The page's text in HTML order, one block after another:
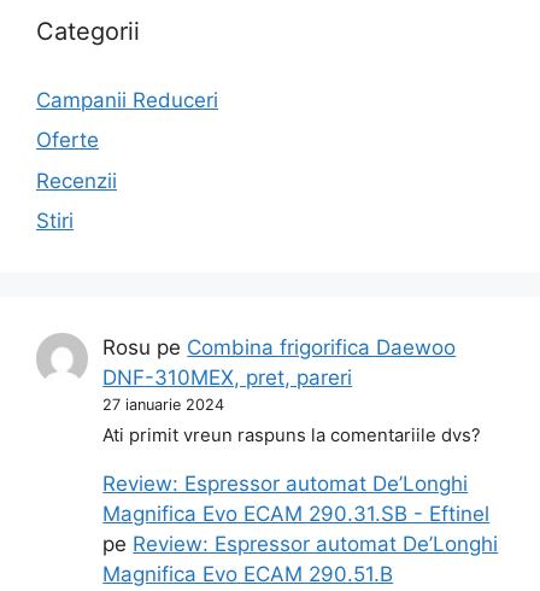
Categorii
Campanii Reduceri
Oferte
Recenzii
Stiri
Rosu pe Combina frigorifica Daewoo
DNF-310MEX, pret, pareri
27 ianuarie 2024
Ati primit vreun raspuns la comentariile dvs?
Review: Espressor automat De’Longhi
Magnifica Evo ECAM 290.31.SB - Eftinel
pe Review: Espressor automat De’Longhi
Magnifica Evo ECAM 290.51.B